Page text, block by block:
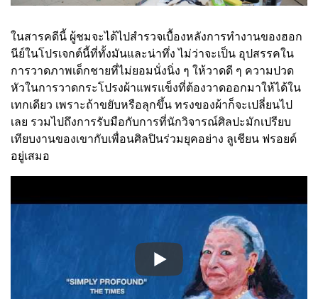
ในสารคดีนี้ ผู้ชมจะได้ไปสำรวจเบื้องหลังการทำงานของฮอก
นีย์ในโปรเจกต์นี้ที่ทั้งมันและน่าทึ่ง ไม่ว่าจะเป็น อุปสรรคใน
การวาดภาพเด็กชายที่ไม่ยอมนั่งนิ่ง ๆ ให้วาดดี ๆ ความปวด
หัวในการวาดกระโปรงผ้าแพรแข็งที่ต้องวาดออกมาให้ได้ใน
เทกเดียว เพราะถ้าขยับหรือลุกขึ้น ทรงของผ้าก็จะเปลี่ยนไป
เลย รวมไปถึงการรับมือกับการที่นักวิจารณ์ศิลปะมักเปรียบ
เทียบงานของเขากับเพื่อนศิลปินร่วมยุคอย่าง ลูเชียน ฟรอยด์
อยู่เสมอ